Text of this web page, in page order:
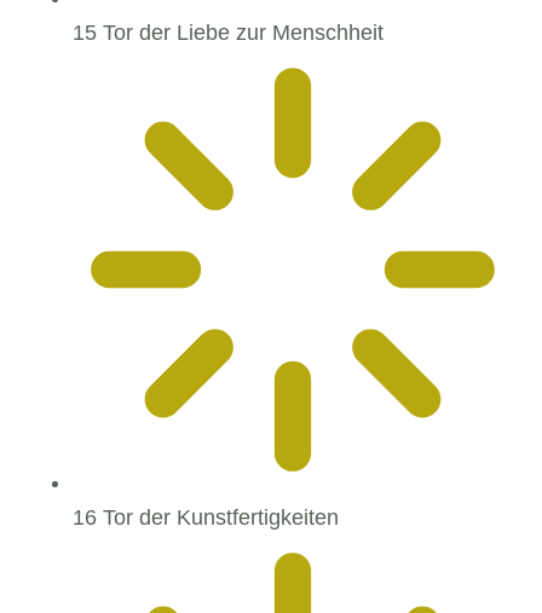
15 Tor der Liebe zur Menschheit
16 Tor der Kunstfertigkeiten